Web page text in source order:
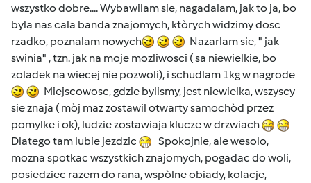
wszystko dobre.... Wybawilam sie, nagadalam, jak to ja, bo
byla nas cala banda znajomych, ktòrych widzimy dosc
rzadko, poznalam nowych
Nazarlam sie, " jak
swinia" , tzn. jak na moje mozliwosci ( sa niewielkie, bo
zoladek na wiecej nie pozwoli), i schudlam 1kg w nagrode
Miejscowosc, gdzie bylismy, jest niewielka, wszyscy
sie znaja ( mòj maz zostawil otwarty samochòd przez
pomylke i ok), ludzie zostawiaja klucze w drzwiach
Dlatego tam lubie jezdzic
Spokojnie, ale wesolo,
mozna spotkac wszystkich znajomych, pogadac do woli,
posiedziec razem do rana, wspòlne obiady, kolacje,